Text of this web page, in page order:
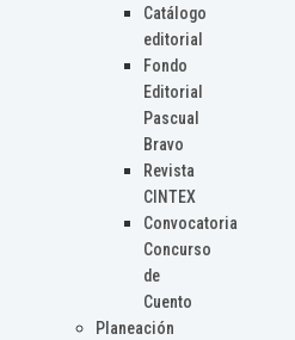
Catálogo
editorial
Fondo
Editorial
Pascual
Bravo
Revista
CINTEX
Convocatoria
Concurso
de
Cuento
Planeación